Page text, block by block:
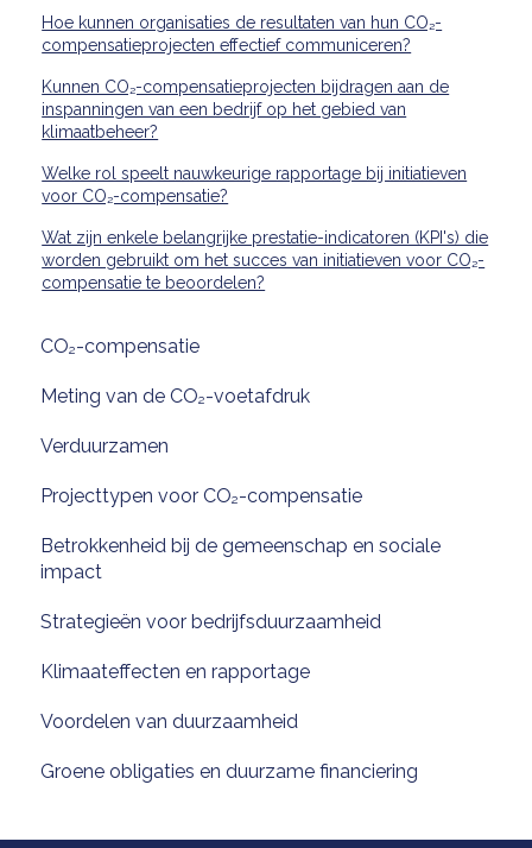
Hoe kunnen organisaties de resultaten van hun CO₂-
compensatieprojecten effectief communiceren?
Kunnen CO₂-compensatieprojecten bijdragen aan de
inspanningen van een bedrijf op het gebied van
klimaatbeheer?
Welke rol speelt nauwkeurige rapportage bij initiatieven
voor CO₂-compensatie?
Wat zijn enkele belangrijke prestatie-indicatoren (KPI's) die
worden gebruikt om het succes van initiatieven voor CO₂-
compensatie te beoordelen?
CO₂-compensatie
Meting van de CO₂-voetafdruk
Verduurzamen
Projecttypen voor CO₂-compensatie
Betrokkenheid bij de gemeenschap en sociale
impact
Strategieën voor bedrijfsduurzaamheid
Klimaateffecten en rapportage
Voordelen van duurzaamheid
Groene obligaties en duurzame financiering